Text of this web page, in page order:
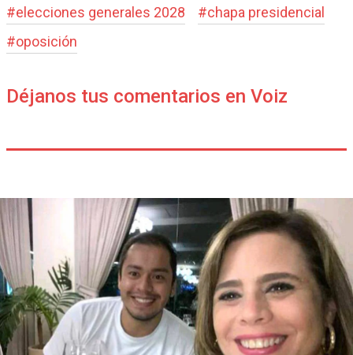
#elecciones generales 2028 #chapa presidencial
#oposición
Déjanos tus comentarios en Voiz